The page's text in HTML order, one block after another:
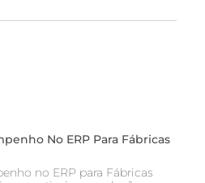
No ERP Para Fábricas
no ERP para Fábricas